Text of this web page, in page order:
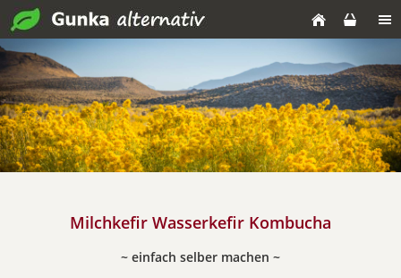
Milchkefir Wasserkefir Kombucha
~ einfach selber machen ~